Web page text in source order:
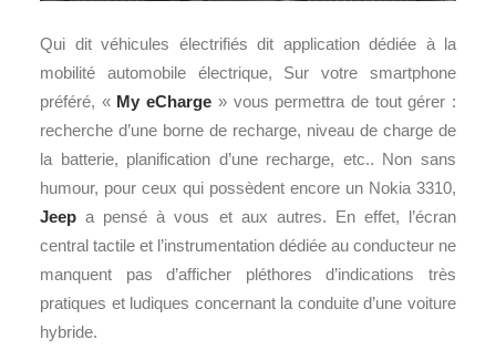
Qui dit véhicules électrifiés dit application dédiée à la
mobilité automobile électrique, Sur votre smartphone
préféré, « My eCharge » vous permettra de tout gérer :
recherche d’une borne de recharge, niveau de charge de
la batterie, planification d’une recharge, etc.. Non sans
humour, pour ceux qui possèdent encore un Nokia 3310,
Jeep a pensé à vous et aux autres. En effet, l’écran
central tactile et l’instrumentation dédiée au conducteur ne
manquent pas d’afficher pléthores d’indications très
pratiques et ludiques concernant la conduite d’une voiture
hybride.